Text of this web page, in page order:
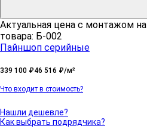
Актуальная цена c монтажом на
товара: Б-002
Пайншоп серийные
339 100 ₽46 516 ₽/м²
Что входит в стоимость?
Нашли дешевле?
Как выбрать подрядчика?